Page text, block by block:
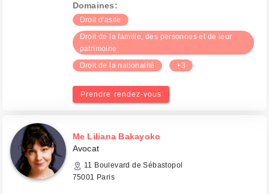
Domaines:
Droit d'asile
Droit de la famille, des personnes et de leur
patrimoine
Droit de la nationalité
+3
Prendre rendez-vous
Me Liliana Bakayoko
Avocat
11 Boulevard de Sébastopol
75001 Paris